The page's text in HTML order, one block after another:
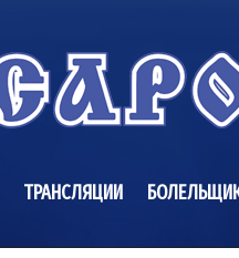
ТРАНСЛЯЦИИ